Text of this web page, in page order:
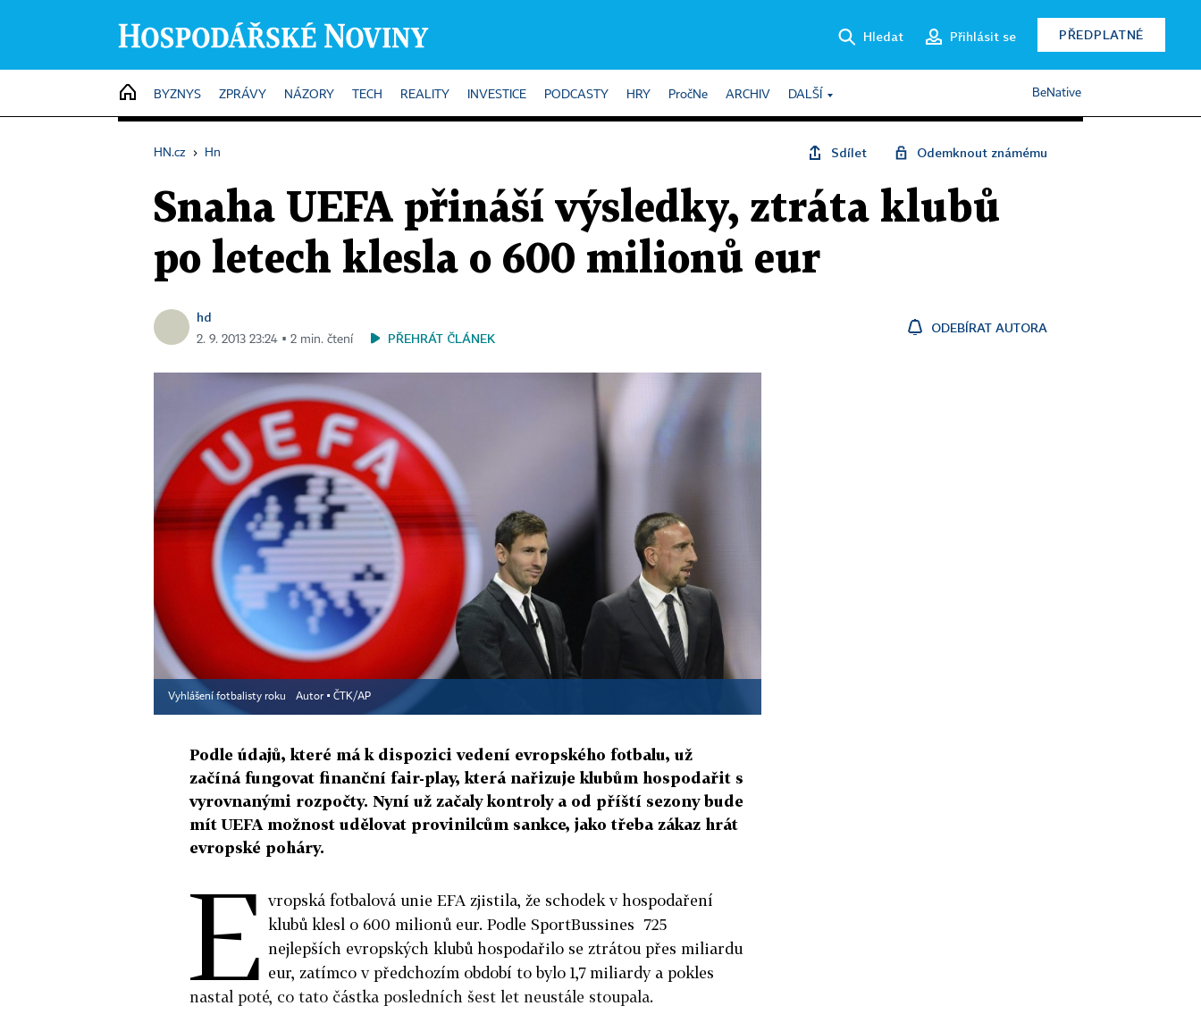
Hledat Přihlásit se PŘEDPLATNÉ
HOME
BYZNYS ZPRÁVY NÁZORY TECH REALITY INVESTICE PODCASTY HRY PročNe ARCHIV DALŠÍ BeNative
HN.cz › Hn Sdílet Odemknout známému
Snaha UEFA přináší výsledky, ztráta klubů
po letech klesla o 600 milionů eur
hd
2. 9. 2013 23:24 ▪ 2 min. čtení PŘEHRÁT ČLÁNEK
ODEBÍRAT AUTORA
Vyhlášení fotbalisty roku Autor ▪ ČTK/AP
Podle údajů, které má k dispozici vedení evropského fotbalu, už
začíná fungovat finanční fair-play, která nařizuje klubům hospodařit s
vyrovnanými rozpočty. Nyní už začaly kontroly a od příští sezony bude
mít UEFA možnost udělovat provinilcům sankce, jako třeba zákaz hrát
evropské poháry.
E vropská fotbalová unie EFA zjistila, že schodek v hospodaření
klubů klesl o 600 milionů eur. Podle SportBussines 725
nejlepších evropských klubů hospodařilo se ztrátou přes miliardu
eur, zatímco v předchozím období to bylo 1,7 miliardy a pokles
nastal poté, co tato částka posledních šest let neustále stoupala.